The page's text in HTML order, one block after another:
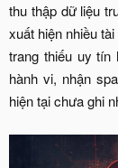
thu thập dữ liệu
xuất hiện nhiều
trang thiếu uy tín
hành vi, nhận
hiện tại chưa ghi